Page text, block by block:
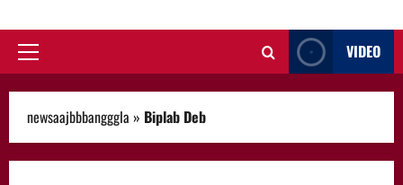
Primary
VIDEO
newsaajbbbangggla » Biplab Deb